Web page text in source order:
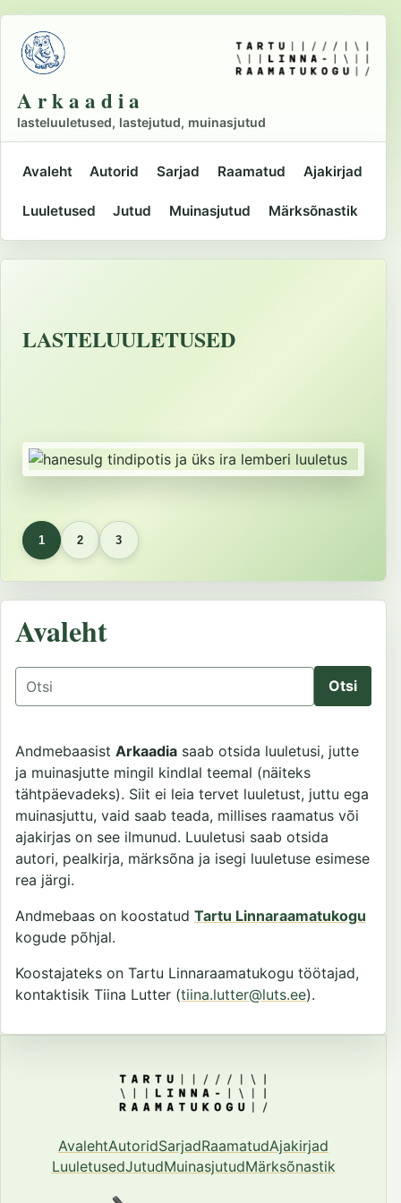
Liigu
põhisisu
juurde
A r k a a d i a
lasteluuletused, lastejutud, muinasjutud
Peamine
navigatsioon
Avaleht Autorid Sarjad Raamatud Ajakirjad
Luuletused Jutud Muinasjutud Märksõnastik
LASTELUULETUSED
1 2 3
Avaleht
Otsing
Andmebaasist Arkaadia saab otsida luuletusi, jutte
ja muinasjutte mingil kindlal teemal (näiteks
tähtpäevadeks). Siit ei leia tervet luuletust, juttu ega
muinasjuttu, vaid saab teada, millises raamatus või
ajakirjas on see ilmunud. Luuletusi saab otsida
autori, pealkirja, märksõna ja isegi luuletuse esimese
rea järgi.
Andmebaas on koostatud Tartu Linnaraamatukogu
kogude põhjal.
Koostajateks on Tartu Linnaraamatukogu töötajad,
kontaktisik Tiina Lutter (tiina.lutter@luts.ee).
AvalehtAutoridSarjadRaamatudAjakirjad
LuuletusedJutudMuinasjutudMärksõnastik